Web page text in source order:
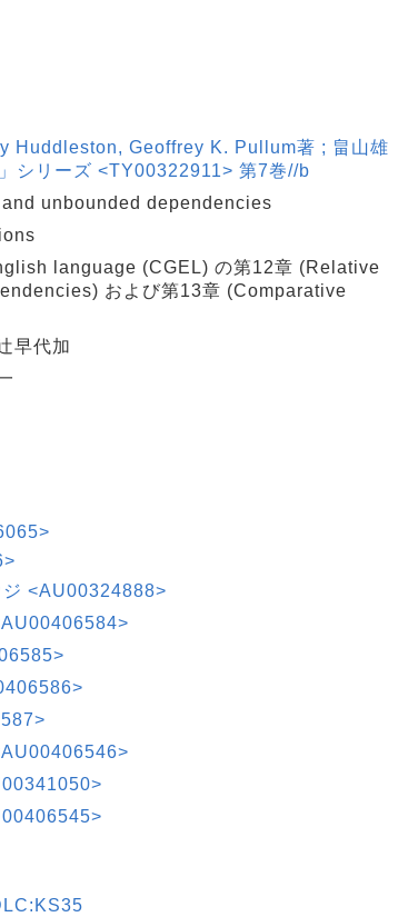
Huddleston, Geoffrey K. Pullum著 ; 畠山雄
シリーズ <TY00322911> 第7巻//b
unbounded dependencies
language (CGEL) の第12章 (Relative
および第13章 (Comparative
早代加
<AU00324888>